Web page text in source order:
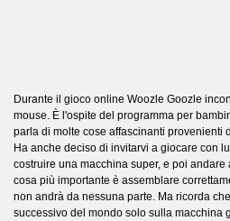
Durante il gioco online Woozle Goozle
mouse. È l'ospite del programma per
parla di molte cose affascinanti provenienti
Ha anche deciso di invitarvi a giocare con
costruire una macchina super, e poi
cosa più importante è assemblare
non andrà da nessuna parte. Ma ricorda
successivo del mondo solo sulla macchina